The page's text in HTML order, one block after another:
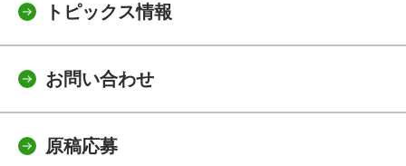
トピックス情報
お問い合わせ
原稿応募